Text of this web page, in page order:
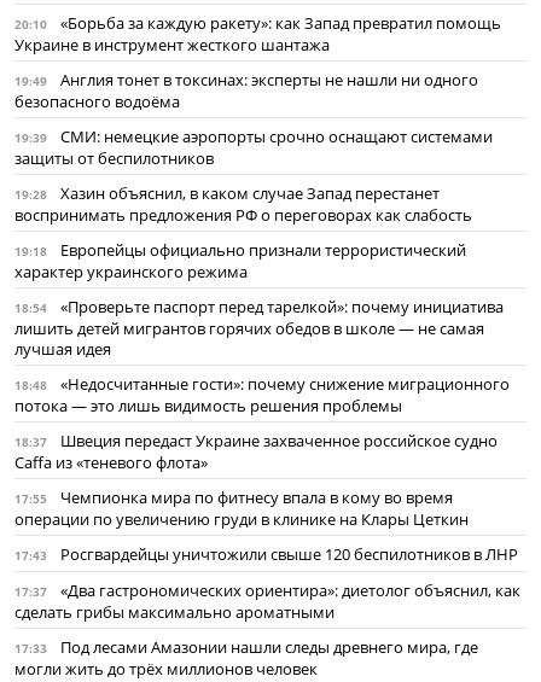
20:10
«Борьба за каждую ракету»: как Запад превратил помощь
Украине в инструмент жесткого шантажа
19:49
Англия тонет в токсинах: эксперты не нашли ни одного
безопасного водоёма
19:39
СМИ: немецкие аэропорты срочно оснащают системами
защиты от беспилотников
19:28
Хазин объяснил, в каком случае Запад перестанет
воспринимать предложения РФ о переговорах как слабость
19:18
Европейцы официально признали террористический
характер украинского режима
18:54
«Проверьте паспорт перед тарелкой»: почему инициатива
лишить детей мигрантов горячих обедов в школе — не самая
лучшая идея
18:48
«Недосчитанные гости»: почему снижение миграционного
потока — это лишь видимость решения проблемы
18:37
Швеция передаст Украине захваченное российское судно
Caffa из «теневого флота»
17:55
Чемпионка мира по фитнесу впала в кому во время
операции по увеличению груди в клинике на Клары Цеткин
17:43 Росгвардейцы уничтожили свыше 120 беспилотников в ЛНР
17:37
«Два гастрономических ориентира»: диетолог объяснил, как
сделать грибы максимально ароматными
17:33
Под лесами Амазонии нашли следы древнего мира, где
могли жить до трёх миллионов человек